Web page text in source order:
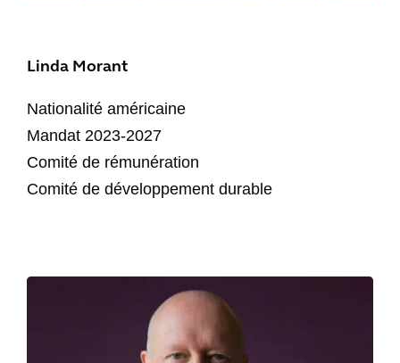
Linda Morant
Nationalité américaine
Mandat 2023-2027
Comité de rémunération
Comité de développement durable